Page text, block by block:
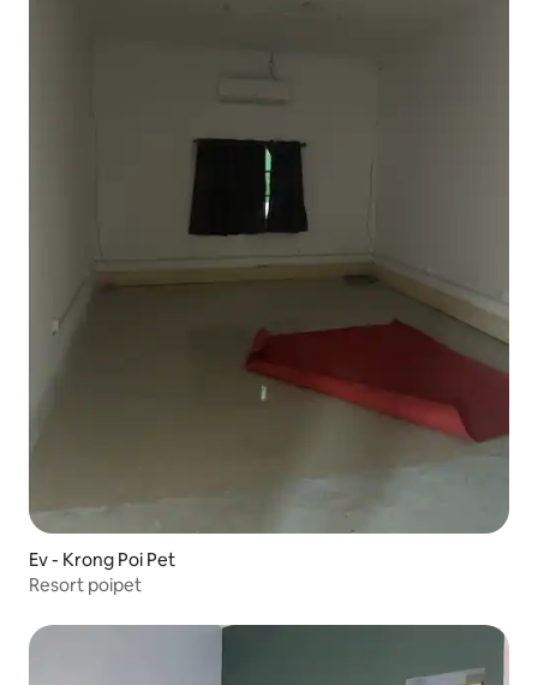
Ev - Krong Poi Pet
Resort poipet